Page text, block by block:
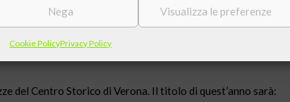
Nega Visualizza le preferenze
Cookie PolicyPrivacy Policy
del Centro Storico di Verona. Il titolo di quest’anno sarà: